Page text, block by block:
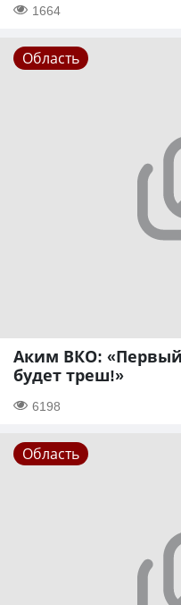
1664
Область
Аким ВКО:
будет треш!»
6198
Область